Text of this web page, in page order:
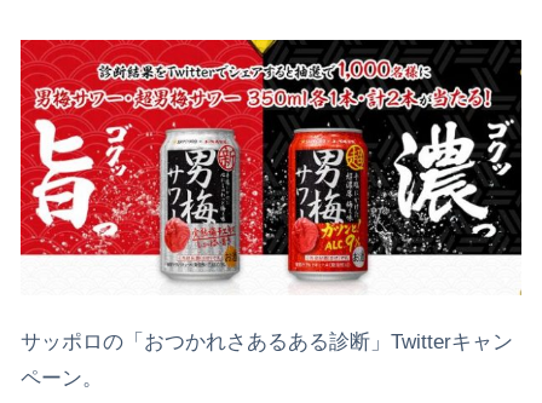
サッポロの「おつかれさあるある診断」Twitterキャン
ペーン。